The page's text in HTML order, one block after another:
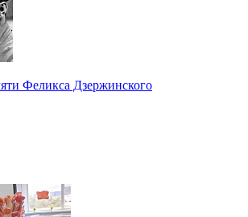
Феликса Дзержинского